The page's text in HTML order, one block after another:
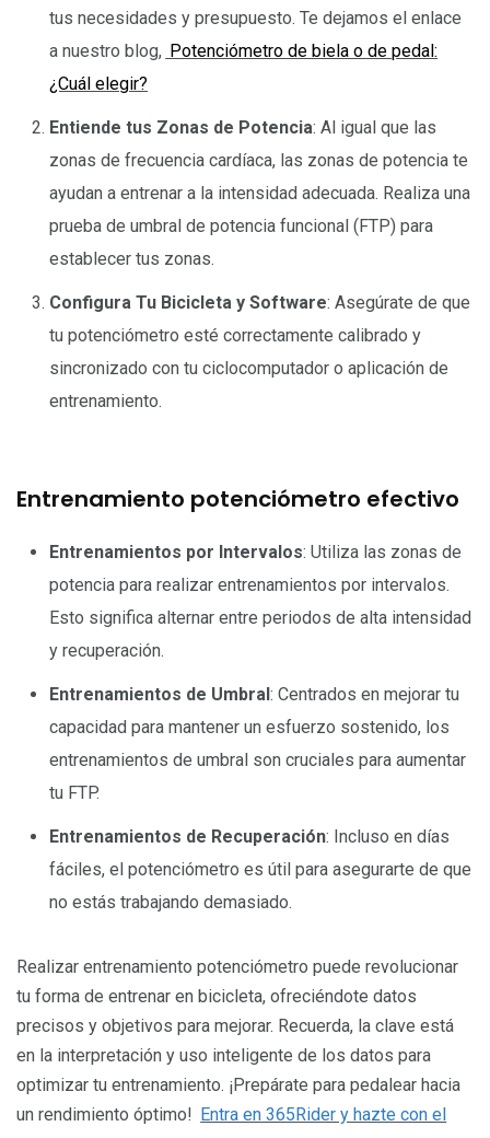
tus necesidades y presupuesto. Te dejamos el enlace
a nuestro blog, Potenciómetro de biela o de pedal:
¿Cuál elegir?
Entiende tus Zonas de Potencia: Al igual que las
zonas de frecuencia cardíaca, las zonas de potencia te
ayudan a entrenar a la intensidad adecuada. Realiza una
prueba de umbral de potencia funcional (FTP) para
establecer tus zonas.
Configura Tu Bicicleta y Software: Asegúrate de que
tu potenciómetro esté correctamente calibrado y
sincronizado con tu ciclocomputador o aplicación de
entrenamiento.
Entrenamiento potenciómetro efectivo
Entrenamientos por Intervalos: Utiliza las zonas de
potencia para realizar entrenamientos por intervalos.
Esto significa alternar entre periodos de alta intensidad
y recuperación.
Entrenamientos de Umbral : Centrados en mejorar tu
capacidad para mantener un esfuerzo sostenido, los
entrenamientos de umbral son cruciales para aumentar
tu FTP.
Entrenamientos de Recuperación: Incluso en días
fáciles, el potenciómetro es útil para asegurarte de que
no estás trabajando demasiado.
Realizar entrenamiento potenciómetro puede revolucionar
tu forma de entrenar en bicicleta, ofreciéndote datos
precisos y objetivos para mejorar. Recuerda, la clave está
en la interpretación y uso inteligente de los datos para
optimizar tu entrenamiento. ¡Prepárate para pedalear hacia
un rendimiento óptimo! Entra en 365Rider y hazte con el